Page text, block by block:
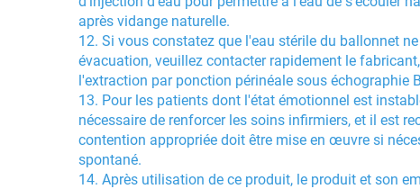
après vidange naturelle.
12. Si vous constatez que l'eau stérile du ballonnet
évacuation, veuillez contacter rapidement le
l'extraction par ponction périnéale sous échographie
13. Pour les patients dont l'état émotionnel est
nécessaire de renforcer les soins infirmiers, et il est
contention appropriée doit être mise en œuvre si
spontané.
14. Après utilisation de ce produit, le produit et son